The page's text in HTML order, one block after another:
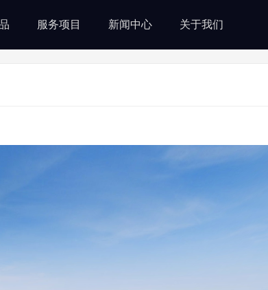
服务项目 新闻中心 关于我们